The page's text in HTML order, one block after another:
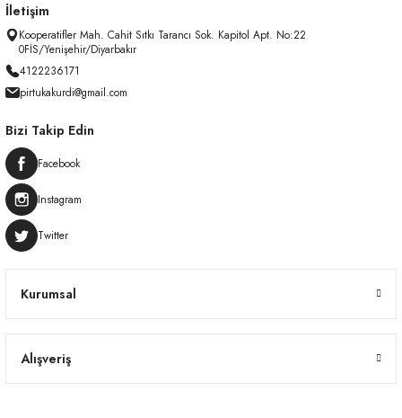
İletişim
Kooperatifler Mah. Cahit Sıtkı Tarancı Sok. Kapitol Apt. No:22
0FİS/Yenişehir/Diyarbakır
4122236171
pirtukakurdi@gmail.com
Kurumsal
Alışveriş
Bizi Takip Edin
Facebook
Instagram
Twitter